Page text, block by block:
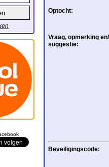
Optocht:
Vraag, opmerking
suggestie:
Beveiligingscode: